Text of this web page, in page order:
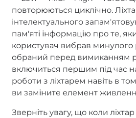
повторюються циклічно.
інтелектуального
пам'яті інформацію про те,
користувач вибрав минулого
обраний перед вимиканням
включиться першим під час
роботи з ліхтарем навіть в
ви заміните елемент
Зверніть увагу, що коли